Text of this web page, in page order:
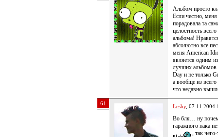
Альбом просто
Если честно, меня
порадовала та
целостность всего
альбома!
абсолютно все
меня American
является одним из
лучших альбомов
Day и не только
а вообще из всего
что недавно
61 Leshy, 07.11.2004
Во бля… ну
гаражного пака
, так чего-